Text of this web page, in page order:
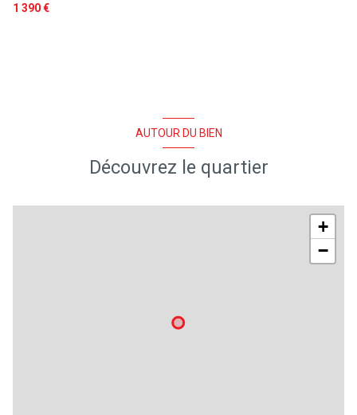
1 390 €
AUTOUR DU BIEN
Découvrez le quartier
+
−